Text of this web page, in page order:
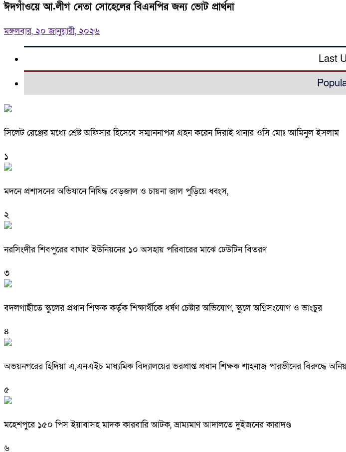
ঈদগাঁওয়ে আ.লীগ নেতা সোহেলের বিএনপির জন্য ভোট প্রার্থনা
মঙ্গলবার, ২০ জানুয়ারী, ২০২৬
Last
সিলেট রেঞ্জের মধ্যে শ্রেষ্ট অফিসার হিসেবে সম্মাননাপত্র গ্রহন করেন দিরাই থানার ওসি মোঃ আমিনুল ইসলাম
১
মদনে প্রশাসনের অভিযানে নিষিদ্ধ বেড়জাল ও চায়না জাল পুড়িয়ে ধ্বংস,
২
নরসিংদীর শিবপুরের বাঘাব ইউনিয়নের ১০ অসহায় পরিবারের মাঝে ঢেউটিন বিতরণ
৩
বদলগাছীতে স্কুলের প্রধান শিক্ষক কর্তৃক শিক্ষার্থীকে ধর্ষণ চেষ্টার অভিযোগ, স্কুলে অগ্নিসংযোগ ও ভাংচুর
৪
অভয়নগরের হিদিয়া এ,এনএইচ মাধ্যমিক বিদ্যালয়ের ভরপ্রাপ্ত প্রধান শিক্ষক শাহনাজ পারভীনের বিরুদ্ধে
৫
মহেশপুরে ১৫০ পিস ইয়াবাসহ মাদক কারবারি আটক, ভ্রাম্যমাণ আদালতে দুইজনের কারাদণ্ড
৬